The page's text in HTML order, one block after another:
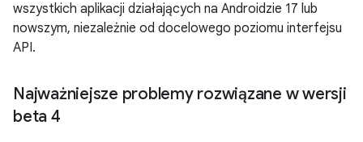
wszystkich aplikacji działających na Androidzie 17 lub
nowszym, niezależnie od docelowego poziomu interfejsu
API.
Najważniejsze problemy rozwiązane w wersji
beta 4